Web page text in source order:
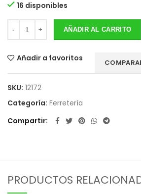
16 disponibles
AÑADIR AL CARRITO
Añadir a favoritos
SKU: 12172
Categoría: Ferretería
Compartir
PRODUCTOS